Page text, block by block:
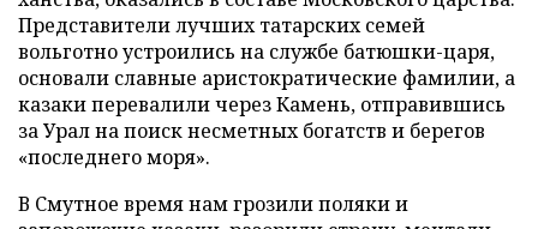
Представители лучших татарских семей
вольготно устроились на службе батюшки-царя,
основали славные аристократические фамилии, а
казаки перевалили через Камень, отправившись
за Урал на поиск несметных богатств и берегов
«последнего моря».
В Смутное время нам грозили поляки и